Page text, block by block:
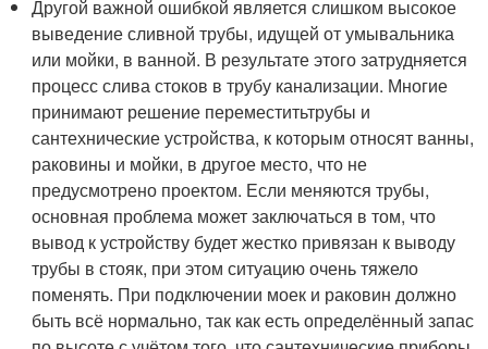
Другой важной ошибкой является слишком высокое
выведение сливной трубы, идущей от умывальника
или мойки, в ванной. В результате этого затрудняется
процесс слива стоков в трубу канализации. Многие
принимают решение переместитьтрубы и
сантехнические устройства, к которым относят ванны,
раковины и мойки, в другое место, что не
предусмотрено проектом. Если меняются трубы,
основная проблема может заключаться в том, что
вывод к устройству будет жестко привязан к выводу
трубы в стояк, при этом ситуацию очень тяжело
поменять. При подключении моек и раковин должно
быть всё нормально, так как есть определённый запас